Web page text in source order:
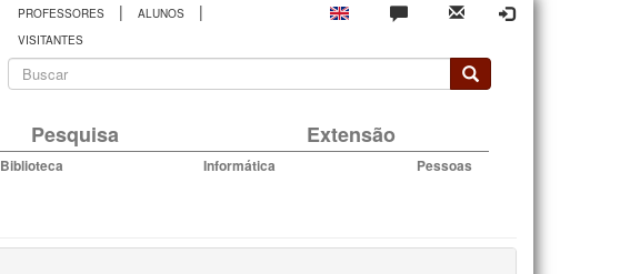
PROFESSORES | ALUNOS |
VISITANTES
Formulário
busca
Pesquisa Extensão
Biblioteca Informática Pessoas